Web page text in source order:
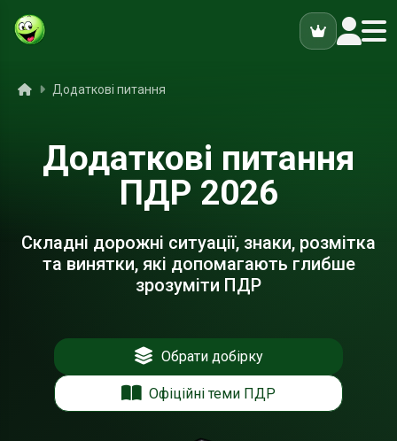
ГоловнаДодаткові питання
Додаткові питання
ПДР 2026
Складні дорожні ситуації, знаки, розмітка
та винятки, які допомагають глибше
зрозуміти ПДР
Обрати добірку
Офіційні теми ПДР